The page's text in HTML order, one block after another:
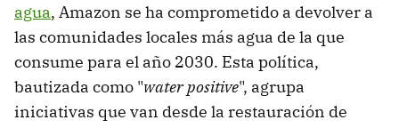
agua, Amazon se ha comprometido a devolver a
las comunidades locales más agua de la que
consume para el año 2030. Esta política,
bautizada como "water positive", agrupa
iniciativas que van desde la restauración de